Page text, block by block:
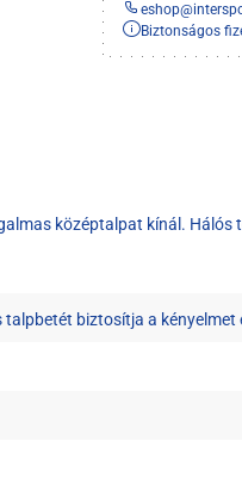
eshop@
Biztonságos
középtalpat kínál. Hálós
biztosítja a kényelmet